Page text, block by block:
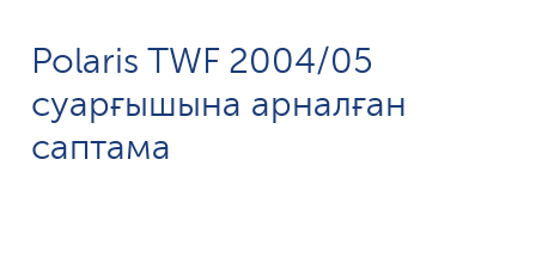
Polaris TWF 2004/05
суарғышына арналған
саптама